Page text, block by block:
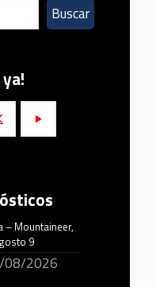
Buscar
– Mountaineer,
9
08/2026